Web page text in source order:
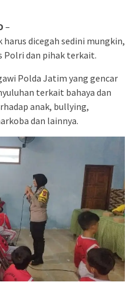
–
dicegah sedini mungkin,
Polri dan pihak terkait.
Polda Jatim yang gencar
terkait bahaya dan
anak, bullying,
dan lainnya.